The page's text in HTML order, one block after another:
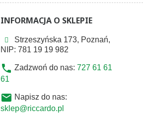
INFORMACJA O SKLEPIE
Strzeszyńska 173, Poznań,
NIP: 781 19 19 982
phone Zadzwoń do nas: 727 61 61
61
email Napisz do nas:
sklep@riccardo.pl